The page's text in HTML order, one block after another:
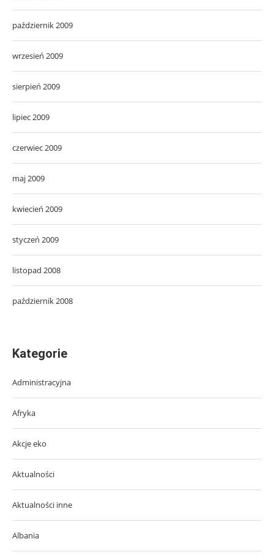
październik 2009
wrzesień 2009
sierpień 2009
lipiec 2009
czerwiec 2009
maj 2009
kwiecień 2009
styczeń 2009
listopad 2008
październik 2008
Kategorie
Administracyjna
Afryka
Akcje eko
Aktualności
Aktualności inne
Albania